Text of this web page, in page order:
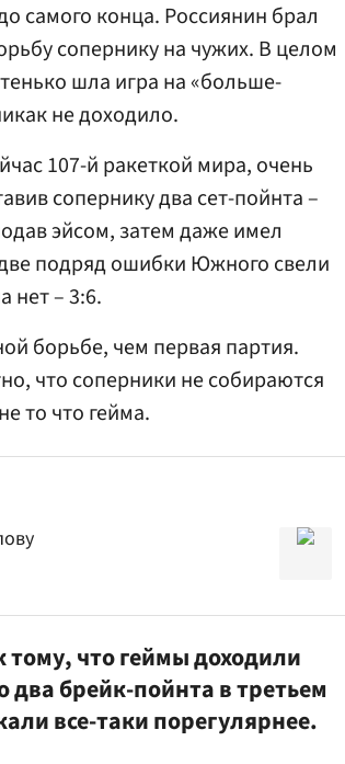
самого конца. Россиянин брал
сопернику на чужих. В целом
шла игра на «больше-
не доходило.
107-й ракеткой мира, очень
сопернику два сет-пойнта –
эйсом, затем даже имел
подряд ошибки Южного свели
нет – 3:6.
борьбе, чем первая партия.
что соперники не собираются
то что гейма.
тому, что геймы доходили
брейк-пойнта в третьем
все-таки порегулярнее.